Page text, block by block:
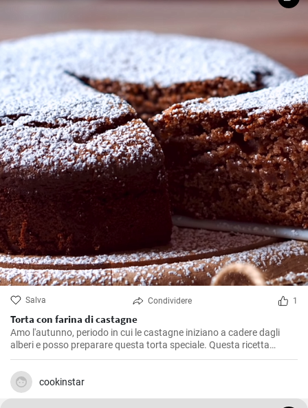
Salva Condividere 1
Torta con farina di castagne
Amo l'autunno, periodo in cui le castagne iniziano a cadere dagli
alberi e posso preparare questa torta speciale. Questa ricetta
riflette gli aromi autunnali con l'utilizzo di farina di castagne, un
ingrediente che amo per il suo gusto forte e deciso. Abbinata a miele
e vaniglia, dona un gusto unico e particolare. Non è la solita torta, è
una vera esplosione di sapore.
cookinstar